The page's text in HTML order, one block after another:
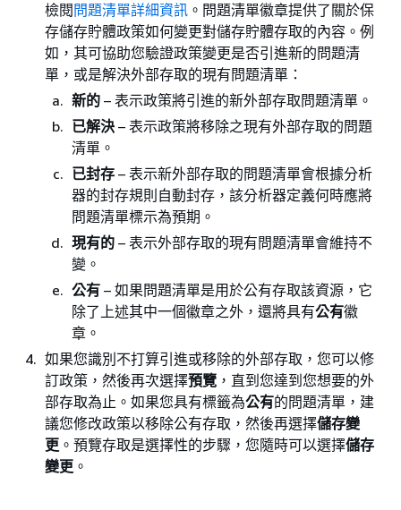
檢閱 問題清單詳細資訊 。問題清單徽章提供了關於保
存儲存貯體政策如何變更對儲存貯體存取的內容。例
如，其可協助您驗證政策變更是否引進新的問題清
單，或是解決外部存取的現有問題清單：
新的 – 表示政策將引進的新外部存取問題清單。
已解決 – 表示政策將移除之現有外部存取的問題
清單。
已封存 – 表示新外部存取的問題清單會根據分析
器的封存規則自動封存，該分析器定義何時應將
問題清單標示為預期。
現有的 – 表示外部存取的現有問題清單會維持不
變。
公有 – 如果問題清單是用於公有存取該資源，它
除了上述其中一個徽章之外，還將具有公有徽
章。
如果您識別不打算引進或移除的外部存取，您可以修
訂政策，然後再次選擇預覽 ，直到您達到您想要的外
部存取為止。如果您具有標籤為公有的問題清單，建
議您修改政策以移除公有存取，然後再選擇儲存變
更 。預覽存取是選擇性的步驟，您隨時可以選擇儲存
變更 。